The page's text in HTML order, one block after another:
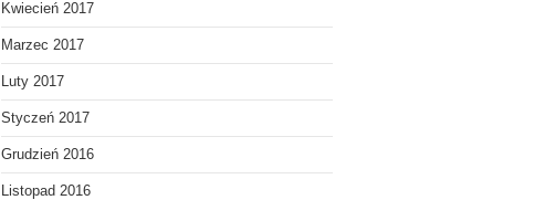
Kwiecień 2017
Marzec 2017
Luty 2017
Styczeń 2017
Grudzień 2016
Listopad 2016